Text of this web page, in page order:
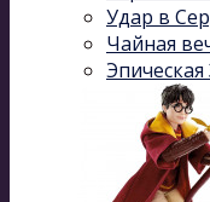
Удар в
Чайная